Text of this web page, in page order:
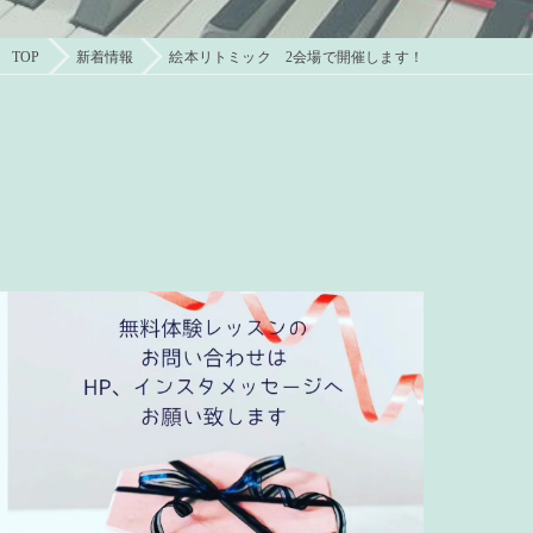
TOP 新着情報 絵本リトミック 2会場で開催します！